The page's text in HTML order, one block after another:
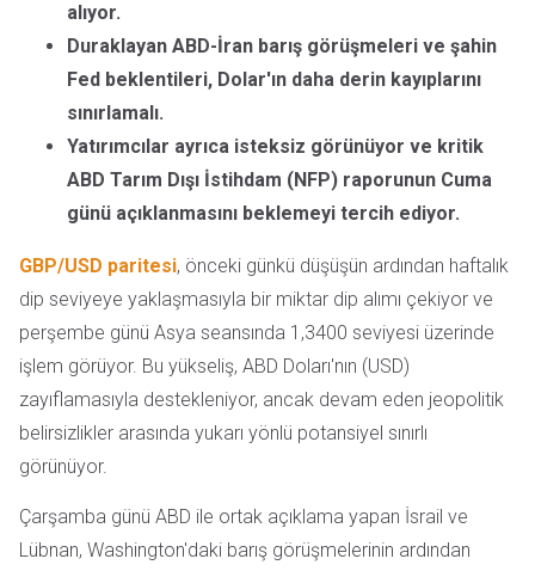
alıyor.
Duraklayan ABD-İran barış görüşmeleri ve şahin
Fed beklentileri, Dolar'ın daha derin kayıplarını
sınırlamalı.
Yatırımcılar ayrıca isteksiz görünüyor ve kritik
ABD Tarım Dışı İstihdam (NFP) raporunun Cuma
günü açıklanmasını beklemeyi tercih ediyor.
GBP/USD paritesi, önceki günkü düşüşün ardından haftalık
dip seviyeye yaklaşmasıyla bir miktar dip alımı çekiyor ve
perşembe günü Asya seansında 1,3400 seviyesi üzerinde
işlem görüyor. Bu yükseliş, ABD Doları'nın (USD)
zayıflamasıyla destekleniyor, ancak devam eden jeopolitik
belirsizlikler arasında yukarı yönlü potansiyel sınırlı
görünüyor.
Çarşamba günü ABD ile ortak açıklama yapan İsrail ve
Lübnan, Washington'daki barış görüşmelerinin ardından